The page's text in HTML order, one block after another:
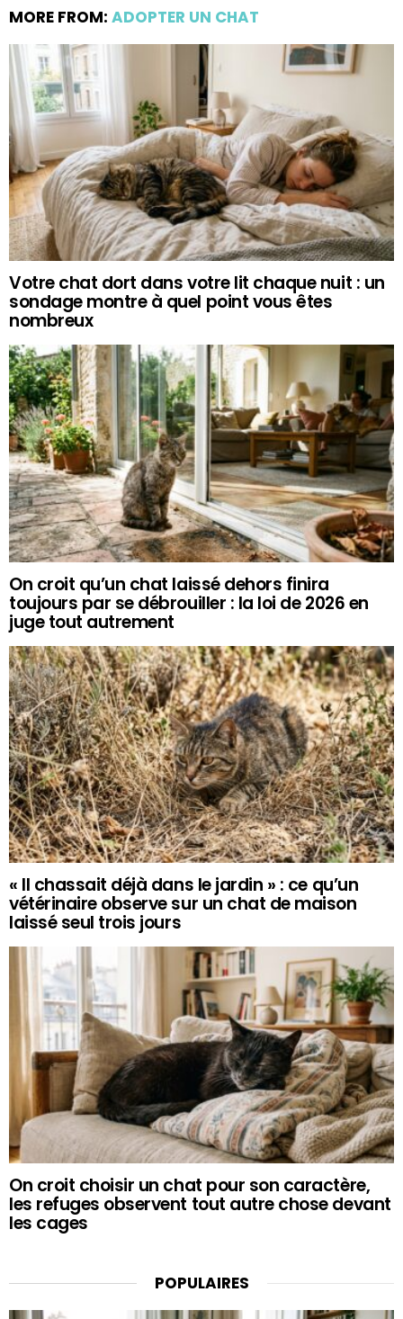
MORE FROM: ADOPTER UN CHAT
Votre chat dort dans votre lit chaque nuit : un
sondage montre à quel point vous êtes
nombreux
On croit qu’un chat laissé dehors finira
toujours par se débrouiller : la loi de 2026 en
juge tout autrement
« Il chassait déjà dans le jardin » : ce qu’un
vétérinaire observe sur un chat de maison
laissé seul trois jours
On croit choisir un chat pour son caractère,
les refuges observent tout autre chose devant
les cages
POPULAIRES